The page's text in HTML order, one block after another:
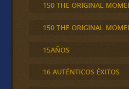
150 THE ORIGINAL
150 THE ORIGINAL
15AÑOS
16 AUTÉNTICOS ÉXITOS